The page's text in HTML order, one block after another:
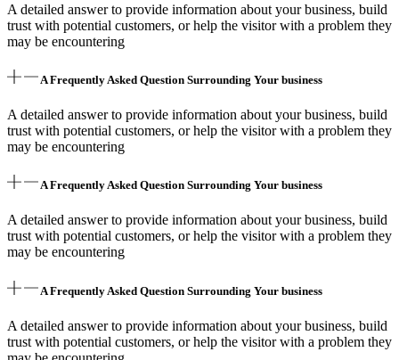
A detailed answer to provide information about your business, build
trust with potential customers, or help the visitor with a problem they
may be encountering
A Frequently Asked Question Surrounding Your business
A detailed answer to provide information about your business, build
trust with potential customers, or help the visitor with a problem they
may be encountering
A Frequently Asked Question Surrounding Your business
A detailed answer to provide information about your business, build
trust with potential customers, or help the visitor with a problem they
may be encountering
A Frequently Asked Question Surrounding Your business
A detailed answer to provide information about your business, build
trust with potential customers, or help the visitor with a problem they